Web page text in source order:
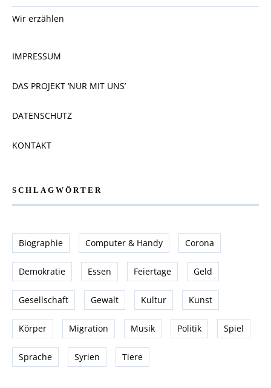
Wir erzählen
IMPRESSUM
DAS PROJEKT ‘NUR MIT UNS’
DATENSCHUTZ
KONTAKT
SCHLAGWÖRTER
Biographie Computer & Handy Corona
Demokratie Essen Feiertage Geld
Gesellschaft Gewalt Kultur Kunst
Körper Migration Musik Politik Spiel
Sprache Syrien Tiere